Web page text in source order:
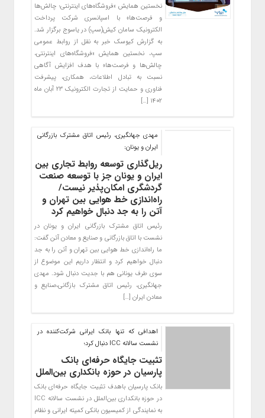
نخستین همایش «فروشگاه‌های اینترنتی؛ چالش‌ها
و فرصت‌ها» با اسپانسری شرکت پرداخت
الکترونیک سامان کیش(سپ) در یاسوج برگزار شد.
به گزارش کیوسک خبر به نقل از روابط عمومی
سپ، نخستین همایش «فروشگاه‌های اینترنتی،
چالش‌ها و فرصت‌ها» با هدف افزایش آگاهی
نسبت به تبادل اطلاعات، همکاری، پیشرفت
فناوری و حمایت از تجارت الکترونیک ۲۳ آبان ماه
۱۴۰۲ […]
مهدی جهانگیری، رئیس اتاق مشترک بازرگانی
ایران و یونان:
ریل‌گذاری توسعه روابط تجاری بین
ایران و یونان جز با توسعه صنعت
گردشگری امکان‌پذیر نیست/
راه‌اندازی خط هوایی بین تهران و
آتن را به جد دنبال خواهیم کرد
رئیس اتاق مشترک بازرگانی ایران و یونان در
نشست با اتاق بازرگانی و صنایع و معادن آتن گفت:
ما راه‌اندازی خط هوایی بین تهران و آتن را به جد
دنبال خواهیم کرد و انتظار داریم این موضوع از
سوی طرف یونانی هم با جدیت دنبال شود. مهدی
جهانگیری، رئیس اتاق مشترک بازگانی،صنایع و
معادن ایران […]
اهدافی که تنها بانک ایرانی شرکت‌کننده در
نشست سالانه ICC دنبال کرد؛
تثبیت جایگاه حرفه‌ای بانک
پارسیان در حوزه بانکداری بین‌الملل
بانک پارسیان باهدف تثبیت جایگاه حرفه‌ای بانک
در حوزه بانکداری بین‌الملل در نشست سالانه ICC
به نمایندگی از کمیسیون بانکی کمیته ایرانی و نظام